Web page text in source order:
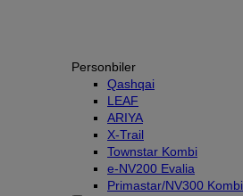
Personbiler
Qashqai
LEAF
ARIYA
X-Trail
Townstar Kombi
e-NV200 Evalia
Primastar/NV300 Kombi